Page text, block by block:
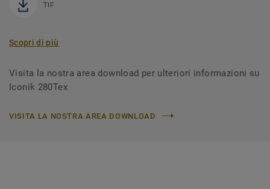
TIF
Scopri di più
Visita la nostra area download per ulteriori informazioni su
Iconik 280Tex
VISITA LA NOSTRA AREA DOWNLOAD